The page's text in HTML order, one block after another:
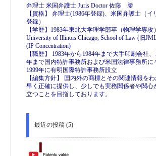
弁理士 米国弁護士 Juris Doctor 佐藤 勝
【資格】 弁理士(1986年登録)、米国弁護士（イ
登録）
【学歴】1983年東北大学理学部卒（物理学専攻
University of Illinois Chicago, School of Law (旧
(IP Concentration)
【職歴】 1983年から1984年まで大手印刷会社
年まで国内特許事務所および米国法律事務所に
1999年に有明国際特許事務所設立
【編集方針】 国内外の商標とその関連情報を
早く正確に提供し、少しでも実務関係者や関心
立つことを目指しております。
最近の投稿 (5)